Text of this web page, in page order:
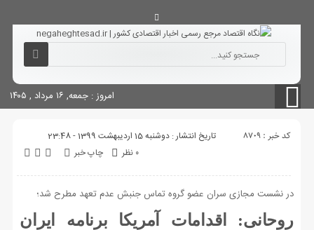
آگهی های دولتی چاپ شناسنامه سایت
امروز : جمعه, ۱۶ مرداد , ۱۴۰۵
کد خبر : 8709
تاریخ انتشار : دوشنبه 15 اردیبهشت 1399 - 23:48
چاپ خبر
۰ نظر
در نشست مجازی سران عضو گروه تماس جنبش عدم تعهد مطرح شد؛
روحانی: اقدامات آمریکا برنامه ایران